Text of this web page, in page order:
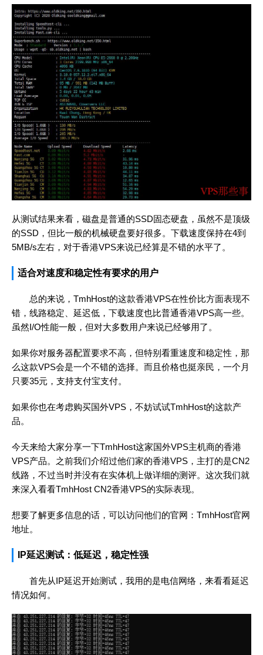
从测试结果来看，磁盘是普通的SSD固态硬盘，虽然不是顶级
的SSD，但比一般的机械硬盘要好很多。下载速度保持在4到
5MB/s左右，对于香港VPS来说已经算是不错的水平了。
适合对速度和稳定性有要求的用户
总的来说，TmhHost的这款香港VPS在性价比方面表现不
错，线路稳定、延迟低，下载速度也比普通香港VPS高一些。
虽然I/O性能一般，但对大多数用户来说已经够用了。
如果你对服务器配置要求不高，但特别看重速度和稳定性，那
么这款VPS会是一个不错的选择。而且价格也挺亲民，一个月
只要35元，支持支付宝支付。
如果你也在考虑购买国外VPS，不妨试试TmhHost的这款产
品。
今天来给大家分享一下TmhHost这家国外VPS主机商的香港
VPS产品。之前我们介绍过他们家的香港VPS，主打的是CN2
线路，不过当时并没有在实体机上做详细的测评。这次我们就
来深入看看TmhHost CN2香港VPS的实际表现。
想要了解更多信息的话，可以访问他们的官网： TmhHost官网
地址。
IP延迟测试：低延迟，稳定性强
首先从IP延迟开始测试，我用的是电信网络，来看看延迟
情况如何。